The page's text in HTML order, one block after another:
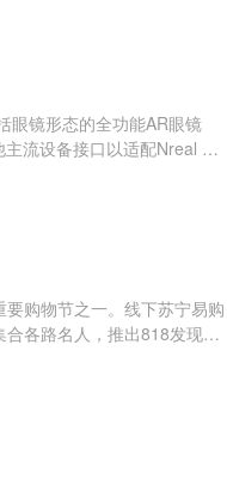
眼镜形态的全功能AR眼镜
流设备接口以适配Nreal Air
要购物节之一。线下苏宁易购
各路名人，推出818发现好